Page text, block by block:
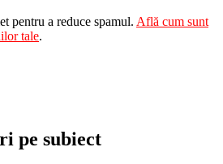
pentru a reduce spamul. Află cum sunt
tale.
pe subiect